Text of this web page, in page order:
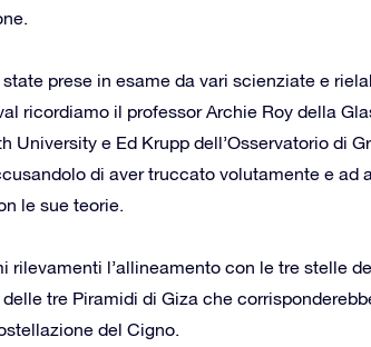
prese in esame da vari scienziate e
ricordiamo il professor Archie Roy della
University e Ed Krupp dell’Osservatorio di
di aver truccato volutamente e ad
le sue teorie.
rilevamenti l’allineamento con le tre stelle
tre Piramidi di Giza che
del Cigno.